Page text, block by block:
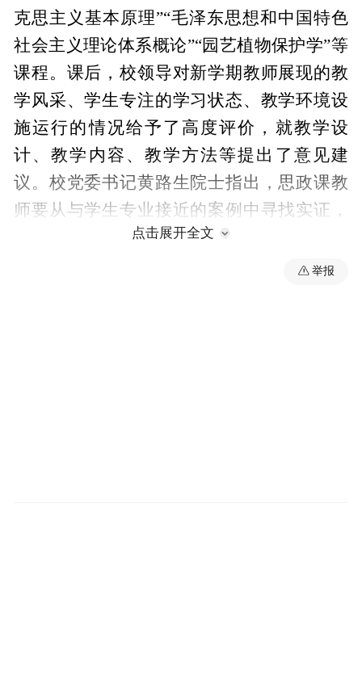
克思主义基本原理”“毛泽东思想和中国特色
社会主义理论体系概论”“园艺植物保护学”等
课程。课后，校领导对新学期教师展现的教
学风采、学生专注的学习状态、教学环境设
施运行的情况给予了高度评价，就教学设
计、教学内容、教学方法等提出了意见建
议。校党委书记黄路生院士指出，思政课教
师要从与学生专业接近的案例中寻找实证，
把思政课中蕴含的道理讲深、讲实、讲活，
提升课程的引领力、吸引力和感染力。校长
点击展开全文
举报